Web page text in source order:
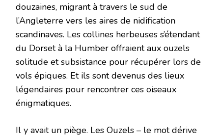
douzaines, migrant à travers le sud de
l’Angleterre vers les aires de nidification
scandinaves. Les collines herbeuses s’étendant
du Dorset à la Humber offraient aux ouzels
solitude et subsistance pour récupérer lors de
vols épiques. Et ils sont devenus des lieux
légendaires pour rencontrer ces oiseaux
énigmatiques.
Il y avait un piège. Les Ouzels – le mot dérive